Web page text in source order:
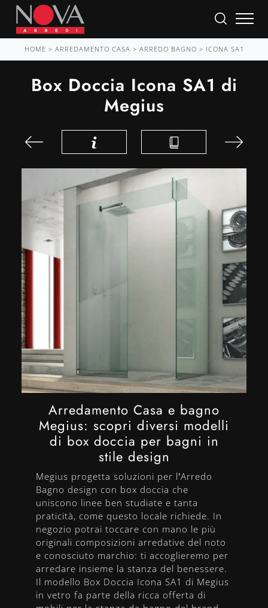
HOME > ARREDAMENTO CASA > ARREDO BAGNO > ICONA SA1
Box Doccia Icona SA1 di
Megius
Arredamento Casa e bagno
Megius: scopri diversi modelli
di box doccia per bagni in
stile design
Megius progetta soluzioni per l’Arredo
Bagno design con box doccia che
uniscono linee ben studiate e tanta
praticità, come questo locale richiede. In
negozio potrai toccare con mano le più
originali composizioni arredative del noto
e conosciuto marchio: ti accoglieremo per
arredare insieme la stanza del benessere.
Il modello Box Doccia Icona SA1 di Megius
in vetro fa parte della ricca offerta di